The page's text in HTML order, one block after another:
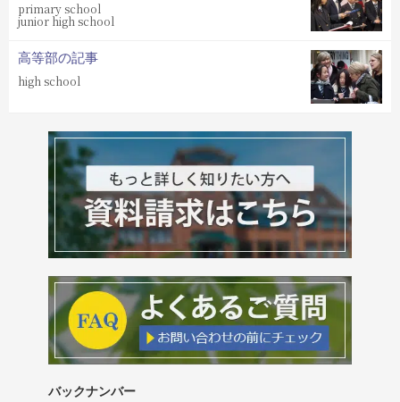
primary school
junior high school
高等部の記事
high school
バックナンバー